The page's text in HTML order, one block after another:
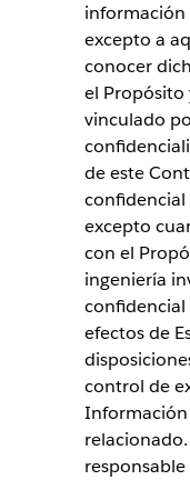
información
excepto a
conocer
el Propósito
vinculado
de este
excepto
con el
ingeniería
efectos de
control de